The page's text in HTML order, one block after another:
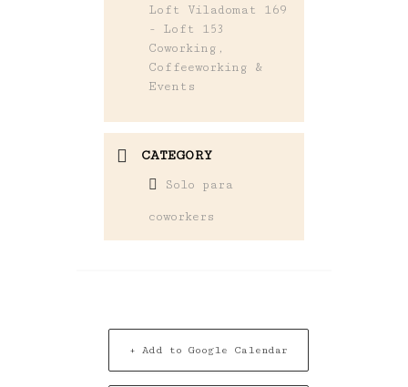
Loft Viladomat 169
- Loft 153
Coworking,
Coffeeworking &
Events
CATEGORY
Solo para
coworkers
+ Add to Google Calendar